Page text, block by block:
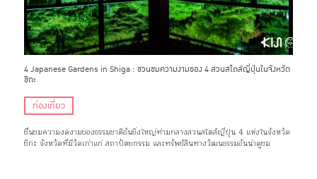
4 Japanese Gardens in Shiga : ชวนชมความงามของ 4 สวนสไตล์ญี่ปุ่นในจังหวัด
ชิกะ
ท่องเที่ยว
ชื่นชมความงดงามของธรรมชาติอันยิ่งใหญ่ท่ามกลางสวนสไตล์ญี่ปุ่น 4 แห่งในจังหวัด
ชิกะ จังหวัดที่มีวัดเก่าแก่ สถาปัตยกรรม และทรัพย์สินทางวัฒนธรรมอันน่าดูชม